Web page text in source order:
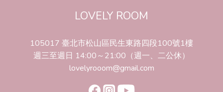
LOVELY ROOM
105017 臺北市松山區民生東路四段100號1樓
週三至週日 14:00～21:00（週一、二公休）
lovelyrooom@gmail.com